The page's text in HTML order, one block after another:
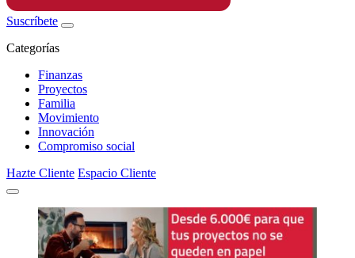
Suscríbete
Categorías
Finanzas
Proyectos
Familia
Movimiento
Innovación
Compromiso social
Hazte Cliente Espacio Cliente